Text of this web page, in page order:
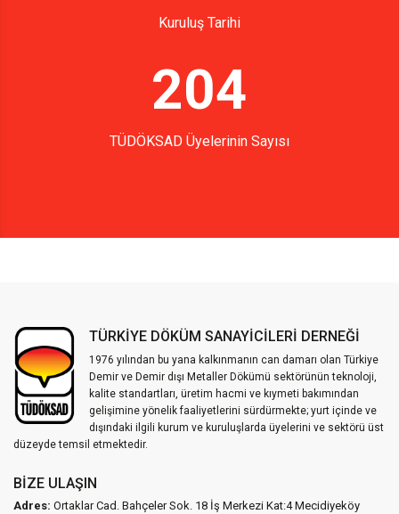
Kuruluş Tarihi
204
TÜDÖKSAD Üyelerinin Sayısı
TÜRKİYE DÖKÜM SANAYİCİLERİ DERNEĞİ
1976 yılından bu yana kalkınmanın can damarı olan Türkiye
Demir ve Demir dışı Metaller Dökümü sektörünün teknoloji,
kalite standartları, üretim hacmi ve kıymeti bakımından
gelişimine yönelik faaliyetlerini sürdürmekte; yurt içinde ve
dışındaki ilgili kurum ve kuruluşlarda üyelerini ve sektörü üst
düzeyde temsil etmektedir.
BIZE ULAŞIN
Adres: Ortaklar Cad. Bahçeler Sok. 18 İş Merkezi Kat:4 Mecidiyeköy